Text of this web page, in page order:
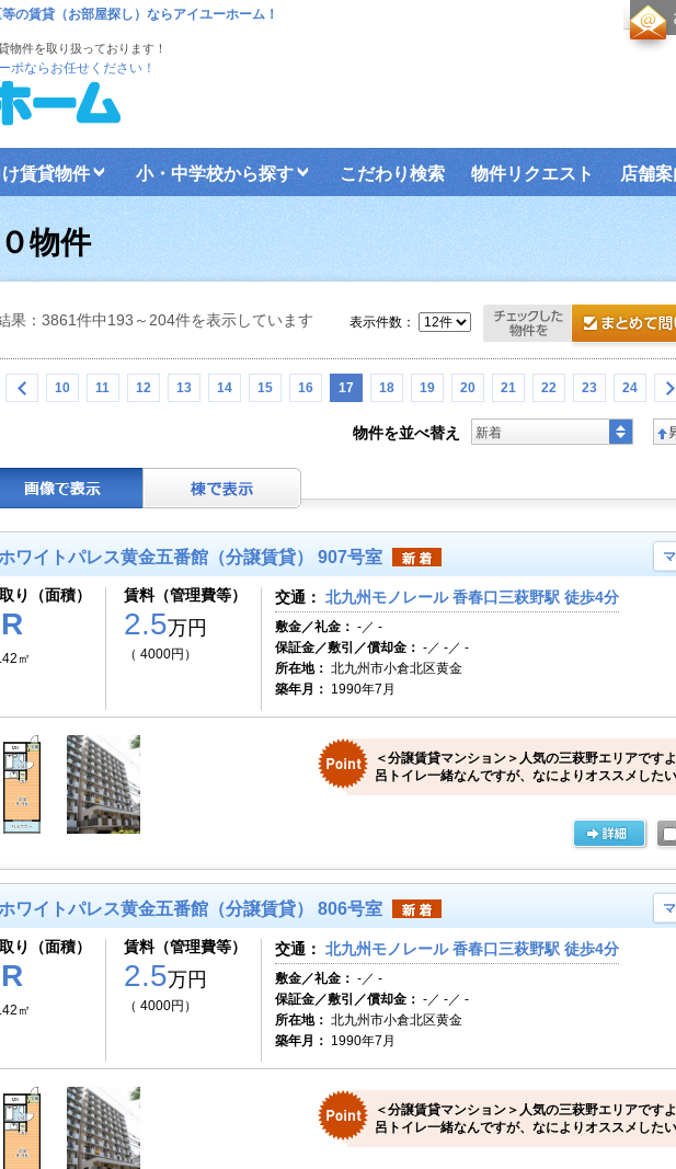
の賃貸（お部屋探し）ならアイユーホーム！
物件を取り扱っております！
ポならお任せください！
賃貸物件 小・中学校から探す こだわり検索 物件リクエスト 店舗案
物件
果：3861件中193～204件を表示しています
10 11 12 13 14 15 16 17 18 19 20 21 22 23 24
表示件数：
物件を並べ替え 新着
ワイトパレス黄金五番館（分譲賃貸） 907号室
り（面積）
㎡
賃料（管理費等）
2.5万円
（ 4000円）
交通： 北九州モノレール 香春口三萩野駅 徒歩4分
敷金／礼金： -／ -
保証金／敷引／償却金： -／ -／ -
所在地： 北九州市小倉北区黄金
築年月： 1990年7月
＜分譲賃貸マンション＞人気の三萩野エリアです
呂トイレ一緒なんですが、なによりオススメした
ワイトパレス黄金五番館（分譲賃貸） 806号室
り（面積）
㎡
賃料（管理費等）
2.5万円
（ 4000円）
交通： 北九州モノレール 香春口三萩野駅 徒歩4分
敷金／礼金： -／ -
保証金／敷引／償却金： -／ -／ -
所在地： 北九州市小倉北区黄金
築年月： 1990年7月
＜分譲賃貸マンション＞人気の三萩野エリアです
呂トイレ一緒なんですが、なによりオススメした